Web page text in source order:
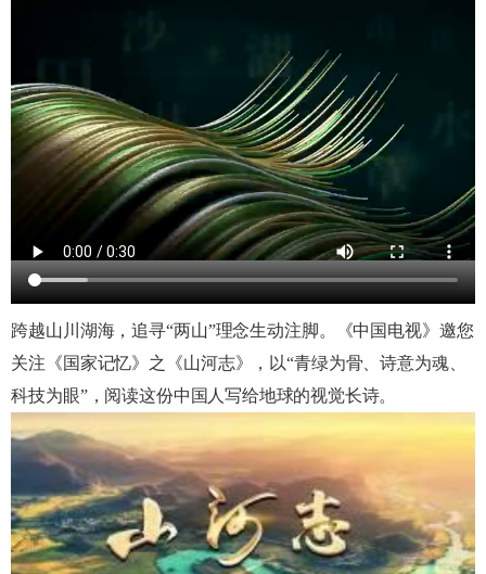
跨越山川湖海，追寻“两山”理念生动注脚。《中国电视》邀您
关注《国家记忆》之《山河志》，以“青绿为骨、诗意为魂、
科技为眼”，阅读这份中国人写给地球的视觉长诗。